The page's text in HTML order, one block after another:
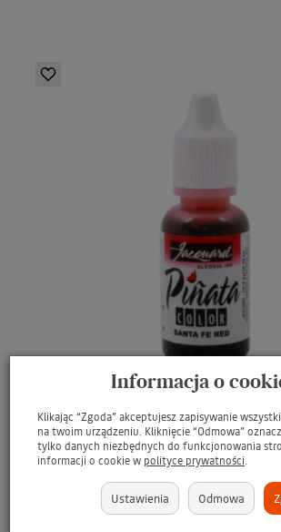
JACQUARD Pinata Colors Alcohol
SANTA FE RED / CZERWONY
Barwnik alkoholowy do
22,99 zł
Informacja o
Klikając “Zgoda” akceptujesz zapisywanie
na twoim urządzeniu. Kliknięcie “Odmowa”
tylko danych niezbędnych do funkcjonowania
informacji o cookie w polityce prywatności
Ustawienia Odmowa